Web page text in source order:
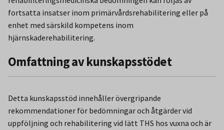
fortsatta insatser inom primärvårdsrehabilitering eller på
enhet med särskild kompetens inom
hjärnskaderehabilitering.
Omfattning av kunskapsstödet
Detta kunskapsstöd innehåller övergripande
rekommendationer för bedömningar och åtgärder vid
uppföljning och rehabilitering vid lätt THS hos vuxna och är